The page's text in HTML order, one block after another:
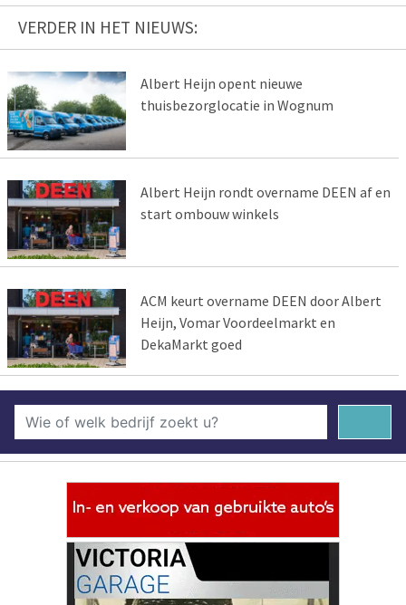
VERDER IN HET NIEUWS:
Albert Heijn opent nieuwe
thuisbezorglocatie in Wognum
Albert Heijn rondt overname DEEN af en
start ombouw winkels
ACM keurt overname DEEN door Albert
Heijn, Vomar Voordeelmarkt en
DekaMarkt goed